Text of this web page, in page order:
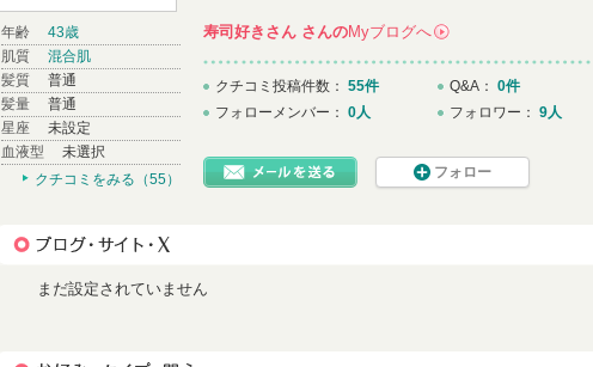
年齢
43歳
肌質
混合肌
髪質
普通
髪量
普通
星座
未設定
血液型
未選択
クチコミをみる（55）
寿司好きさん さんのMyブログへ
クチコミ投稿件数： 55件
フォローメンバー： 0人
Q&A： 0件
フォロワー： 9人
フォロー
まだ設定されていません